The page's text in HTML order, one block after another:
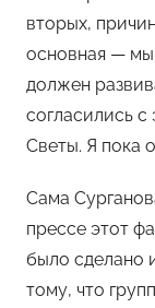
вторых,
основная —
должен
согласились
Светы. Я пока
Сама
прессе этот
было сделано
тому, что